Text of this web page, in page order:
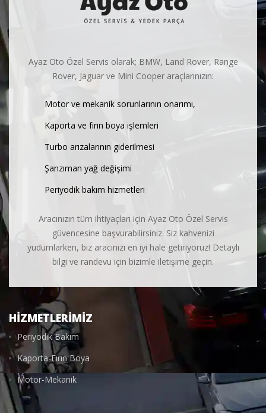
Ayaz Oto Özel Servis olarak; BMW, Land Rover, Range
Rover, Jaguar ve Mini Cooper araçlarınızın:
Motor ve mekanik sorunlarının onarımı,
Kaporta ve fırın boya işlemleri
Turbo arızalarının giderilmesi
Şanzıman yağ değişimi
Periyodik bakım hizmetleri
Aracınızın tüm ihtiyaçları için Ayaz Oto Özel Servis
güvencesine başvurabilirsiniz. Siz kahvenizi
yudumlarken, biz aracınızı en iyi hale getiriyoruz! Detaylı
bilgi ve randevu için bizimle iletişime geçin.
HIZMETLERIMIZ
Periyodik Bakım
Kaporta-Fırın Boya
Motor-Mekanik